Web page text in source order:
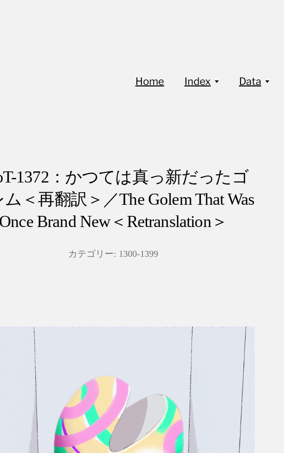
Home Index Data
1372：かつては真っ新だったゴ
＜再翻訳＞／The Golem That Was
Brand New＜Retranslation＞
カテゴリー: 1300-1399